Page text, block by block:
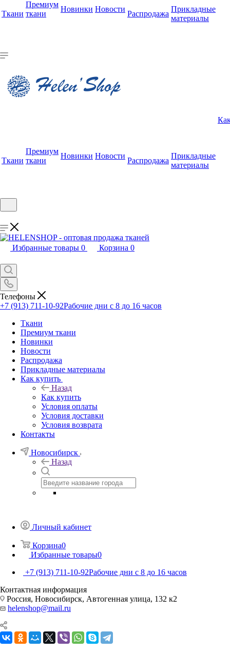
Ткани
Премиум
ткани
Новинки Новости
Распродажа
Прикладные
материалы
Ткани
Премиум
ткани
Новинки Новости
Распродажа
Прикладные
материалы
Избранные товары 0 Корзина 0
Телефоны
+7 (913) 711-10-92Рабочие дни с 8 до 16 часов
Ткани
Премиум ткани
Новинки
Новости
Распродажа
Прикладные материалы
Как купить
Назад
Как купить
Условия оплаты
Условия доставки
Условия возврата
Контакты
Новосибирск
Назад
Личный кабинет
Корзина0
Избранные товары0
+7 (913) 711-10-92Рабочие дни с 8 до 16 часов
Контактная информация
Россия, Новосибирск, Автогенная улица, 132 к2
helenshop@mail.ru